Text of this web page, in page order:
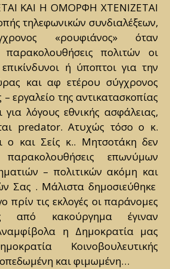
τηλεφωνικών συνδιαλέξεων,
«ρουφιάνος» όταν
παρακολουθήσεις πολιτών οι
ή ύποπτοι για την
και αφ ετέρου σύγχρονος
εργαλείο της αντικατασκοπίας
για λόγους εθνικής ασφάλειας,
predator. Ατυχώς τόσο ο κ.
ο και Σείς κ.. Μητσοτάκη δεν
επωνύμων
– πολιτικών ακόμη και
Σας . Μάλιστα δημοσιεύθηκε
πρίν τις εκλογές οι παράνομες
από κακούργημα έγιναν
η Δημοκρατία μας
Κοινοβουλευτικής
και φιμωμένη…